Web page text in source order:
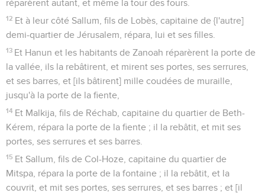
réparèrent autant, et même la tour des fours.
12 Et à leur côté Sallum, fils de Lobès, capitaine de {l'autre]
demi-quartier de Jérusalem, répara, lui et ses filles.
13 Et Hanun et les habitants de Zanoah réparèrent la porte de
la vallée, ils la rebâtirent, et mirent ses portes, ses serrures,
et ses barres, et [ils bâtirent] mille coudées de muraille,
jusqu'à la porte de la fiente,
14 Et Malkija, fils de Réchab, capitaine du quartier de Beth-
Kérem, répara la porte de la fiente ; il la rebâtit, et mit ses
portes, ses serrures et ses barres.
15 Et Sallum, fils de Col-Hoze, capitaine du quartier de
Mitspa, répara la porte de la fontaine ; il la rebâtit, et la
couvrit, et mit ses portes, ses serrures, et ses barres ; et [il